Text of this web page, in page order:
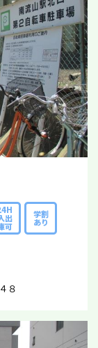
出
可
学割
あり
８